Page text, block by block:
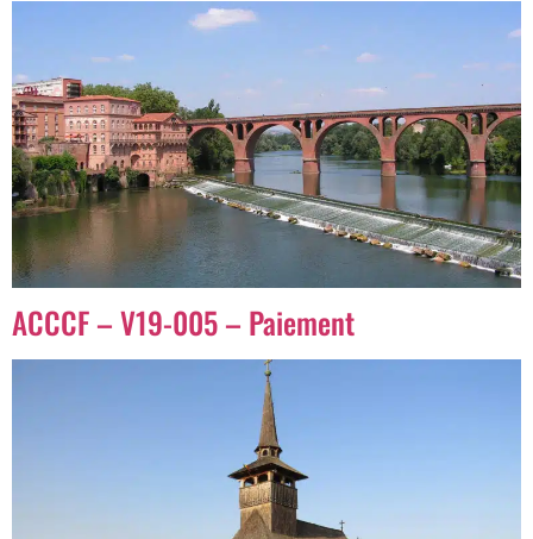
ACCCF – V19-005 – Paiement